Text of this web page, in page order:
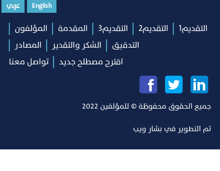
English عربي
التقديم1 التقديم2 التقديم3 المقدمة
المؤلفون
التدقيق
الشكر والتقدير
المصادر
اقترح مصطلح جديد
تواصل معنا
جميع الحقوق محفوظة © للمؤلفين 2022
تم التطوير في بشار ويب